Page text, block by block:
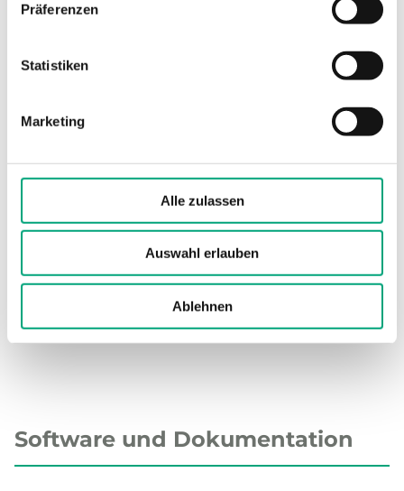
Präferenzen
Statistiken
Marketing
Alle zulassen
Auswahl erlauben
Ablehnen
Schutzhülse
Material, Sensor
Edelstahl EU1.4301
(SUS304, SS2333)
Software und Dokumentation